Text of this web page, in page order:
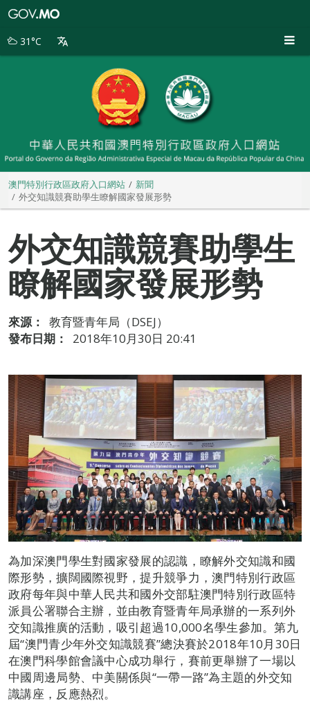
別
31°C
澳門特別行政區政府入口網站
新聞
外交知識競賽助學生瞭解國家發展形勢
外交知識競賽助學生
瞭解國家發展形勢
來源：
教育暨青年局（DSEJ）
發布日期：
2018年10月30日 20:41
為加深澳門學生對國家發展的認識，瞭解外交知識和國
際形勢，擴闊國際視野，提升競爭力，澳門特別行政區
政府每年與中華人民共和國外交部駐澳門特別行政區特
派員公署聯合主辦，並由教育暨青年局承辦的一系列外
交知識推廣的活動，吸引超過10,000名學生參加。第九
屆“澳門青少年外交知識競賽”總決賽於2018年10月30日
在澳門科學館會議中心成功舉行，賽前更舉辦了一場以
中國周邊局勢、中美關係與“一帶一路”為主題的外交知
識講座，反應熱烈。